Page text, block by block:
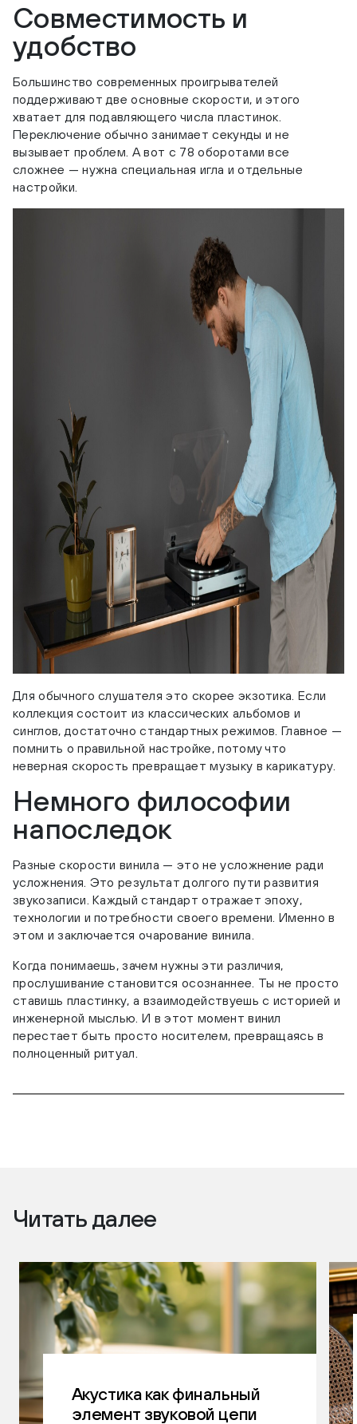
Совместимость и
удобство
Большинство современных проигрывателей
поддерживают две основные скорости, и этого
хватает для подавляющего числа пластинок.
Переключение обычно занимает секунды и не
вызывает проблем. А вот с 78 оборотами все
сложнее — нужна специальная игла и отдельные
настройки.
Для обычного слушателя это скорее экзотика. Если
коллекция состоит из классических альбомов и
синглов, достаточно стандартных режимов. Главное —
помнить о правильной настройке, потому что
неверная скорость превращает музыку в карикатуру.
Немного философии
напоследок
Разные скорости винила — это не усложнение ради
усложнения. Это результат долгого пути развития
звукозаписи. Каждый стандарт отражает эпоху,
технологии и потребности своего времени. Именно в
этом и заключается очарование винила.
Когда понимаешь, зачем нужны эти различия,
прослушивание становится осознаннее. Ты не просто
ставишь пластинку, а взаимодействуешь с историей и
инженерной мыслью. И в этот момент винил
перестает быть просто носителем, превращаясь в
полноценный ритуал.
Читать далее
Акустика как финальный
элемент звуковой цепи